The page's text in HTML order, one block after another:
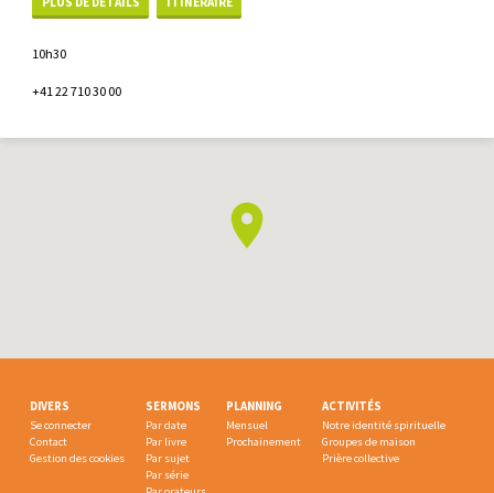
10h30
+41 22 710 30 00
DIVERS
Se connecter
Contact
Gestion des cookies
SERMONS
Par date
Par livre
Par sujet
Par série
PLANNING
Mensuel
Prochainement
ACTIVITÉS
Notre identité spirituelle
Groupes de maison
Prière collective